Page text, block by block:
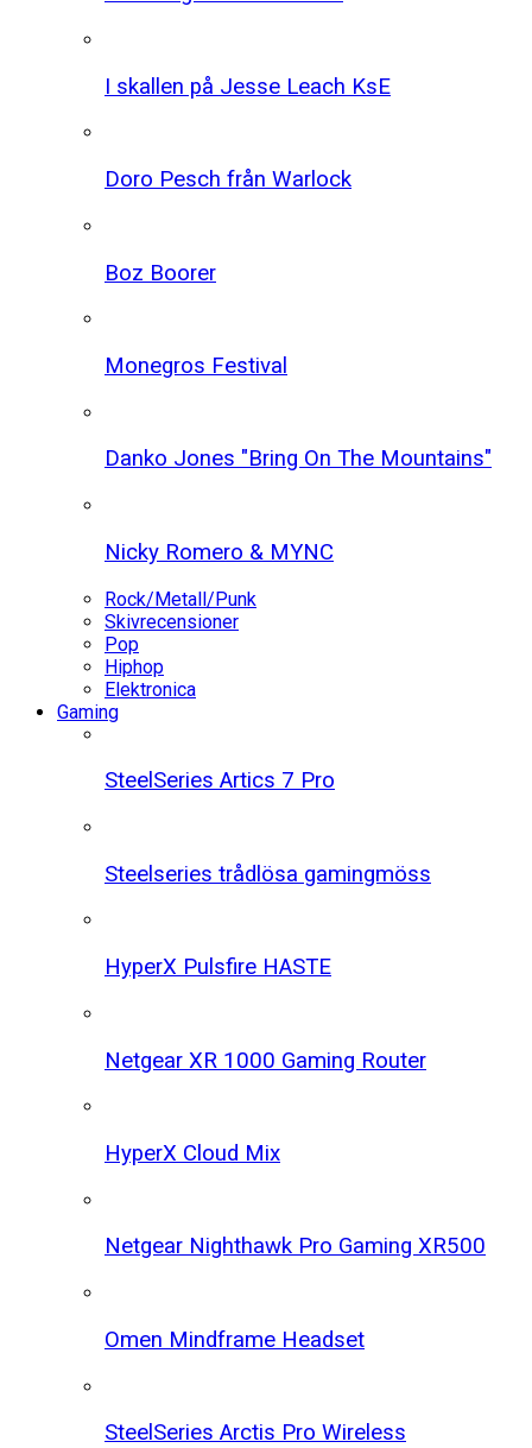
I skallen på Jesse Leach KsE
Doro Pesch från Warlock
Boz Boorer
Monegros Festival
Danko Jones "Bring On The Mountains"
Nicky Romero & MYNC
Rock/Metall/Punk
Skivrecensioner
Pop
Hiphop
Elektronica
Gaming
SteelSeries Artics 7 Pro
Steelseries trådlösa gamingmöss
HyperX Pulsfire HASTE
Netgear XR 1000 Gaming Router
HyperX Cloud Mix
Netgear Nighthawk Pro Gaming XR500
Omen Mindframe Headset
SteelSeries Arctis Pro Wireless